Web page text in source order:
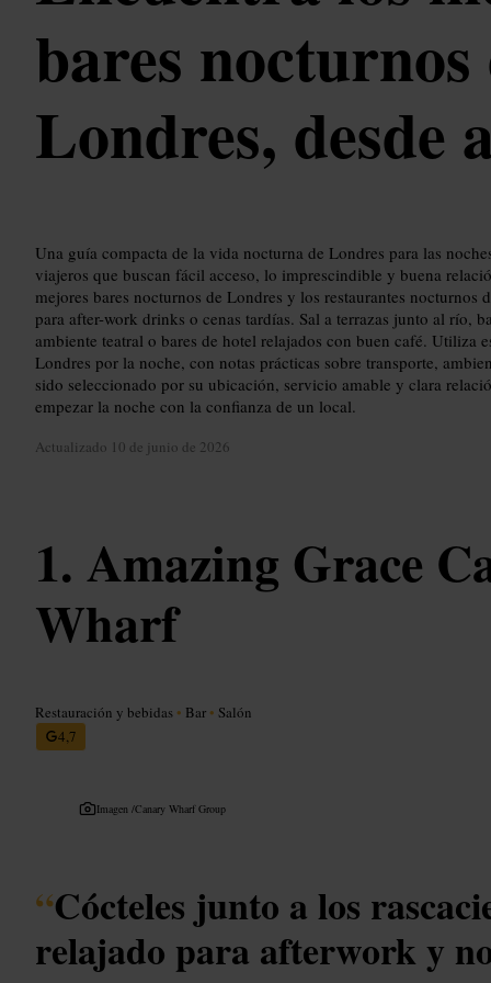
bares nocturnos
Londres, desde
Una guía compacta de la vida nocturna de Londres para las
viajeros que buscan fácil acceso, lo imprescindible y buena
mejores bares nocturnos de Londres y los restaurantes nocturnos
para after-work drinks o cenas tardías. Sal a terrazas junto al río,
ambiente teatral o bares de hotel relajados con buen café. Utiliza
Londres por la noche, con notas prácticas sobre transporte,
sido seleccionado por su ubicación, servicio amable y clara
empezar la noche con la confianza de un local.
Actualizado 10 de junio de 2026
Amazing Grace
Wharf
Restauración y bebidas • Bar • Salón
4,7
Imagen /Canary Wharf Group
“Cócteles junto a los
relajado para afterwork y